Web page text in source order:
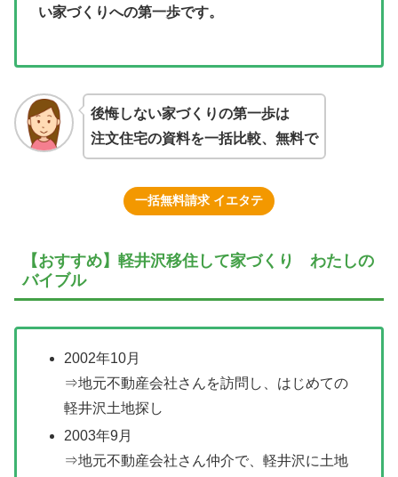
い家づくりへの第一歩です。
後悔しない家づくりの第一歩は
注文住宅の資料を一括比較、無料で
一括無料請求 イエタテ
【おすすめ】軽井沢移住して家づくり わたしの
バイブル
2002年10月
⇒地元不動産会社さんを訪問し、はじめての
軽井沢土地探し
2003年9月
⇒地元不動産会社さん仲介で、軽井沢に土地